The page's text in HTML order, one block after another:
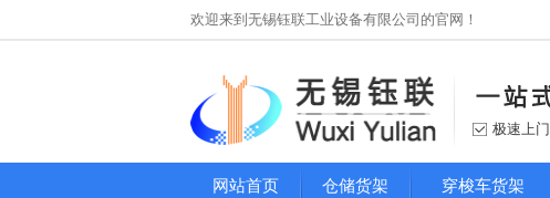
欢迎来到无锡钰联工业设备有限公司的官网！
极速上门
网站首页 仓储货架 穿梭车货架